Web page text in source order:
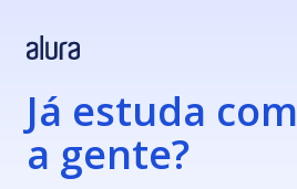
Já estuda com
a gente?